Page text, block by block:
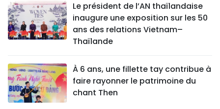
Le président de l’AN thaïlandaise
inaugure une exposition sur les 50
ans des relations Vietnam–
Thaïlande
À 6 ans, une fillette tay contribue à
faire rayonner le patrimoine du
chant Then